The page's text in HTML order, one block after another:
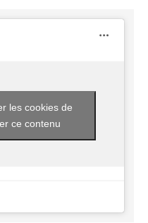
les cookies de
ce contenu